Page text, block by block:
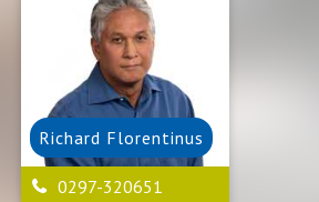
Richard Florentinus
0297-320651